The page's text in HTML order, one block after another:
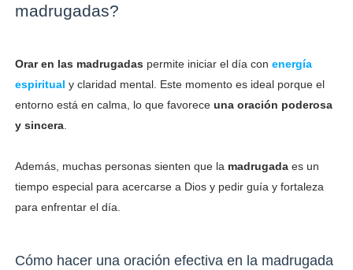
madrugadas?
Orar en las madrugadas permite iniciar el día con energía
espiritual y claridad mental. Este momento es ideal porque el
entorno está en calma, lo que favorece una oración poderosa
y sincera.
Además, muchas personas sienten que la madrugada es un
tiempo especial para acercarse a Dios y pedir guía y fortaleza
para enfrentar el día.
Cómo hacer una oración efectiva en la madrugada